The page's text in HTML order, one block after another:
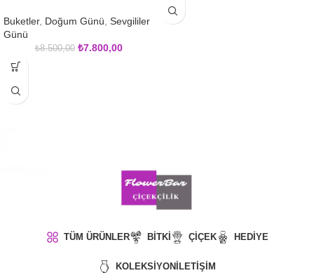
Buketler, Doğum Günü Sevgililer
Günü
₺8.500,00 ₺7.800,00
TÜM ÜRÜNLER BITKI ÇIÇEK HEDIYE
KOLEKSIYON İLETIŞIM